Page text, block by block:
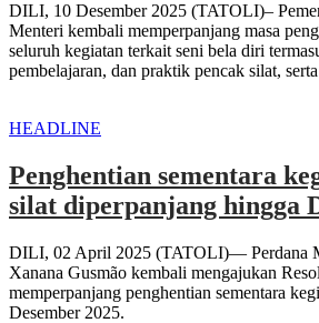
DILI, 10 Desember 2025 (TATOLI)–
Menteri kembali memperpanjang masa
seluruh kegiatan terkait seni bela diri
pembelajaran, dan praktik pencak silat,
HEADLINE
Penghentian sementara
silat diperpanjang hingga
DILI, 02 April 2025 (TATOLI)— Perdana
Xanana Gusmão kembali mengajukan
memperpanjang penghentian sementara
Desember 2025.